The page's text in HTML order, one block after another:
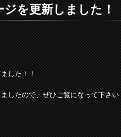
ジを更新しました！
した！！
したので、ぜひご覧になって下さい